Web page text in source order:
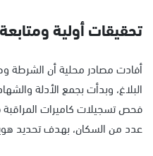
تحقيقات أولية
أفادت مصادر محلية أن الشرطة
البلاغ، وبدأت بجمع الأدلة
فحص تسجيلات كاميرات
عدد من السكان، بهدف تحديد